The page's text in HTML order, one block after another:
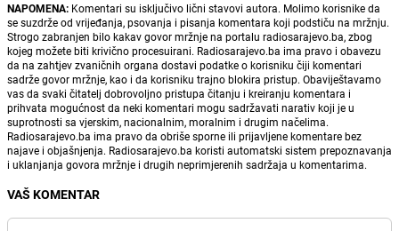
NAPOMENA: Komentari su isključivo lični stavovi autora. Molimo korisnike da
se suzdrže od vrijeđanja, psovanja i pisanja komentara koji podstiču na mržnju.
Strogo zabranjen bilo kakav govor mržnje na portalu radiosarajevo.ba, zbog
kojeg možete biti krivično procesuirani. Radiosarajevo.ba ima pravo i obavezu
da na zahtjev zvaničnih organa dostavi podatke o korisniku čiji komentari
sadrže govor mržnje, kao i da korisniku trajno blokira pristup. Obaviještavamo
vas da svaki čitatelj dobrovoljno pristupa čitanju i kreiranju komentara i
prihvata mogućnost da neki komentari mogu sadržavati narativ koji je u
suprotnosti sa vjerskim, nacionalnim, moralnim i drugim načelima.
Radiosarajevo.ba ima pravo da obriše sporne ili prijavljene komentare bez
najave i objašnjenja. Radiosarajevo.ba koristi automatski sistem prepoznavanja
i uklanjanja govora mržnje i drugih neprimjerenih sadržaja u komentarima.
VAŠ KOMENTAR